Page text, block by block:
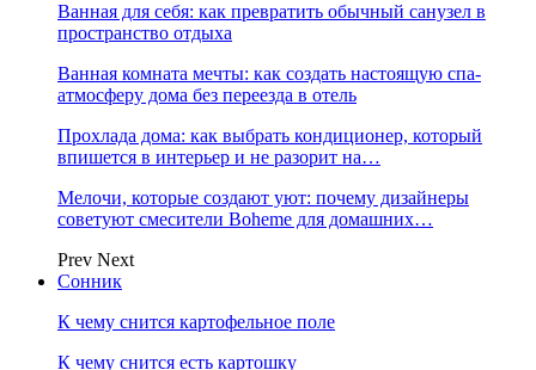
Ванная для себя: как превратить обычный санузел в
пространство отдыха
Ванная комната мечты: как создать настоящую спа-
атмосферу дома без переезда в отель
Прохлада дома: как выбрать кондиционер, который
впишется в интерьер и не разорит на…
Мелочи, которые создают уют: почему дизайнеры
советуют смесители Boheme для домашних…
Prev Next
Сонник
К чему снится картофельное поле
К чему снится есть картошку